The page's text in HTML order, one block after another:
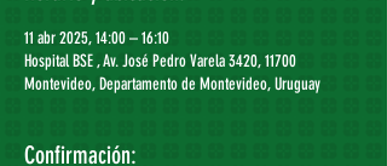
11 abr 2025, 14:00 – 16:10
Hospital BSE , Av. José Pedro Varela 3420, 11700
Montevideo, Departamento de Montevideo, Uruguay
Confirmación: